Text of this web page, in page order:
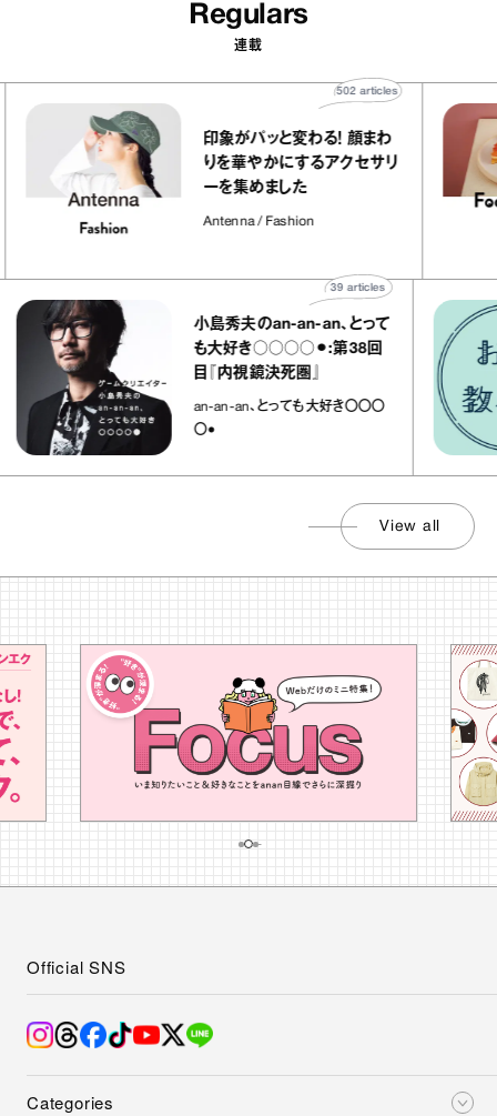
Regulars
連載
印象がパッと変わる！ 顔まわ
りを華やかにするアクセサリ
ーを集めました
Antenna / Fashion
502articles
小島秀夫のan‐an‐an、とって
も大好き○○○○⚫︎:第38回
目『内視鏡決死圏』
an-an-an、とっても大好き〇〇〇
articles
View all
Categories
Official SNS